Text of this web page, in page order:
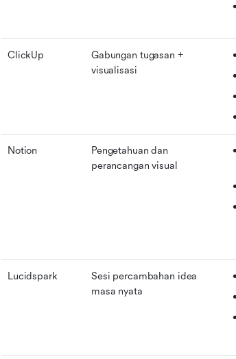
ClickUp
Gabungan tugasan +
visualisasi
Notion
Pengetahuan dan
perancangan visual
Lucidspark
Sesi percambahan idea
masa nyata